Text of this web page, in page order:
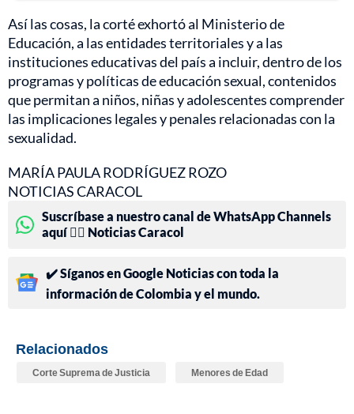
Así las cosas, la corté exhortó al Ministerio de
Educación, a las entidades territoriales y a las
instituciones educativas del país a incluir, dentro de los
programas y políticas de educación sexual, contenidos
que permitan a niños, niñas y adolescentes comprender
las implicaciones legales y penales relacionadas con la
sexualidad.
MARÍA PAULA RODRÍGUEZ ROZO
NOTICIAS CARACOL
Suscríbase a nuestro canal de WhatsApp Channels
aquí 👉🏻 Noticias Caracol
✔️ Síganos en Google Noticias con toda la
información de Colombia y el mundo.
Relacionados
Corte Suprema de Justicia Menores de Edad